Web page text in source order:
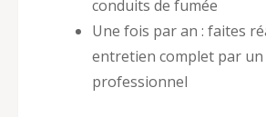
conduits de fumée
Une fois par an : faites
entretien complet par un
professionnel